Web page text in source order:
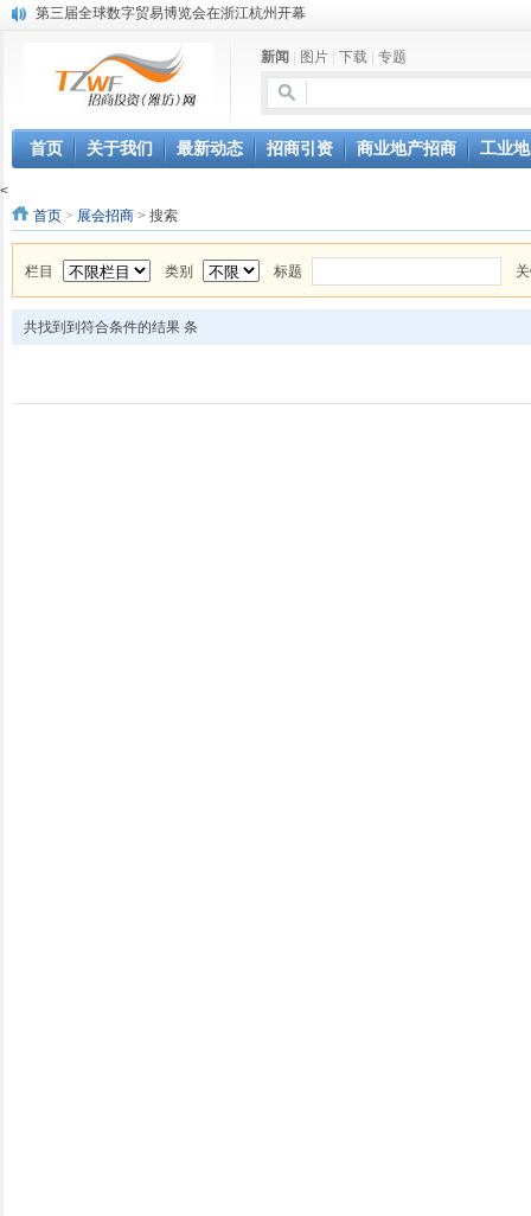
第三届全球数字贸易博览会在浙江杭州开幕
潍坊招商局讯：2024中日韩产业合作发展论坛开幕
昌乐大项目“拔节生长”赋能高质量发展
格润麦尔高端淀粉预混料智能制造项目顺利通过验收
潍坊招商局转：潍坊的冬日“秋景”
香港上市公司投资信息
欢聚潍坊·2024青岛啤酒 畅享节今晚启幕
新闻 图片 下载 专题
首页 关于我们 最新动态 招商引资 商业地产招商 工业
<
首页 > 展会招商 > 搜索
栏目 类别 标题
共找到到符合条件的结果 条